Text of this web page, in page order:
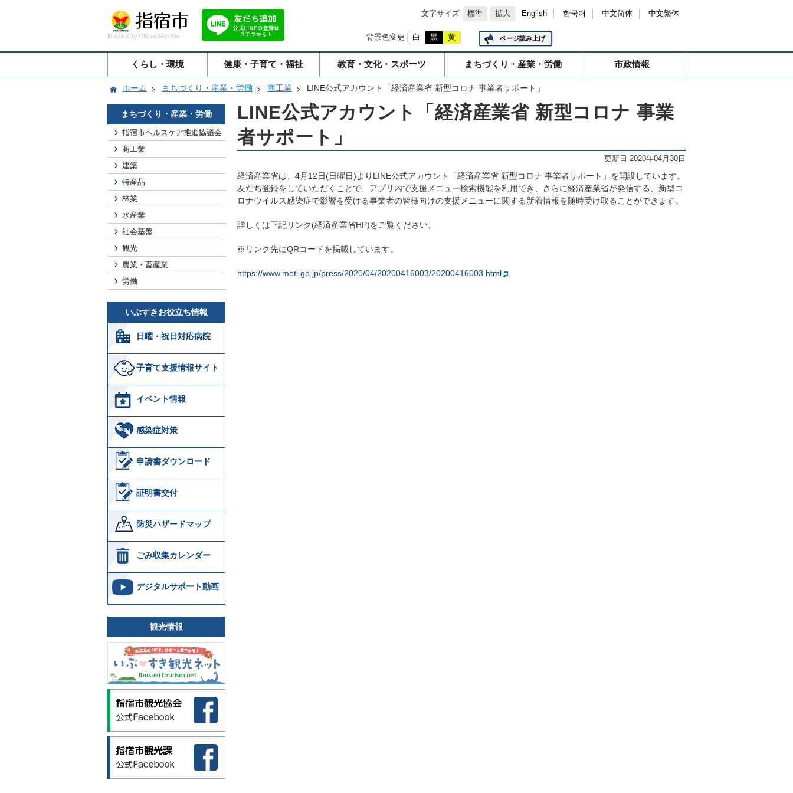
文字サイズ 標準 拡大 English 한국어 中文简体 中文繁体
Ibusuki City Official Web Site 背景色変更 白 黒 黄 ページ読み上げ
くらし・環境 健康・子育て・福祉 教育・文化・スポーツ まちづくり・産業・労働 市政情報
ホーム まちづくり・産業・労働 商工業 LINE公式アカウント「経済産業省 新型コロナ 事業者サポート」
まちづくり・産業・労働
指宿市ヘルスケア推進協議会
商工業
建築
特産品
林業
水産業
社会基盤
観光
農業・畜産業
労働
いぶすきお役立ち情報
日曜・祝日対応病院
子育て支援情報サイト
イベント情報
感染症対策
申請書ダウンロード
証明書交付
防災ハザードマップ
ごみ収集カレンダー
デジタルサポート動画
観光情報
LINE公式アカウント「経済産業省 新型コロナ 事業
者サポート」
更新日 2020年04月30日
経済産業省は、4月12日(日曜日)よりLINE公式アカウント「経済産業省 新型コロナ 事業者サポート」を開設しています。
友だち登録をしていただくことで、アプリ内で支援メニュー検索機能を利用でき、さらに経済産業省が発信する、新型コ
ロナウイルス感染症で影響を受ける事業者の皆様向けの支援メニューに関する新着情報を随時受け取ることができます。
詳しくは下記リンク(経済産業省HP)をご覧ください。
※リンク先にQRコードを掲載しています。
https://www.meti.go.jp/press/2020/04/20200416003/20200416003.html